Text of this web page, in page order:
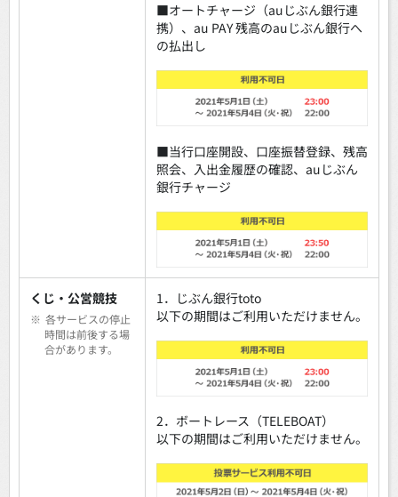
■オートチャージ（auじぶん銀行連
携）、au PAY 残高のauじぶん銀行へ
の払出し
■当行口座開設、口座振替登録、残高
照会、入出金履歴の確認、auじぶん
銀行チャージ
くじ・公営競技
※ 各サービスの停止
時間は前後する場
合があります。
1．じぶん銀行toto
以下の期間はご利用いただけません。
2．ボートレース（TELEBOAT）
以下の期間はご利用いただけません。